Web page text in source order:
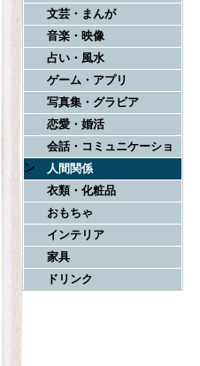
文芸・まんが
音楽・映像
占い・風水
ゲーム・アプリ
写真集・グラビア
恋愛・婚活
会話・コミュニケーショ
ン
人間関係
衣類・化粧品
おもちゃ
インテリア
家具
ドリンク